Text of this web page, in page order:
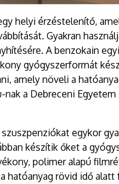
helyi érzéstelenítő,
Gyakran
A benzokain
gyógyszerformát
amely növeli a
nak a Debreceni
egykor
készítik őket a
polimer alapú
hatóanyag rövid idő